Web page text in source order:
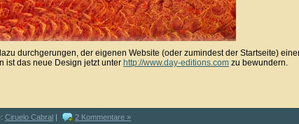
durchgerungen, der eigenen Website (oder zumindest der Startseite)
ist das neue Design jetzt unter http://www.day-editions.com zu bewundern.
Ciruelo Cabral | 2 Kommentare »